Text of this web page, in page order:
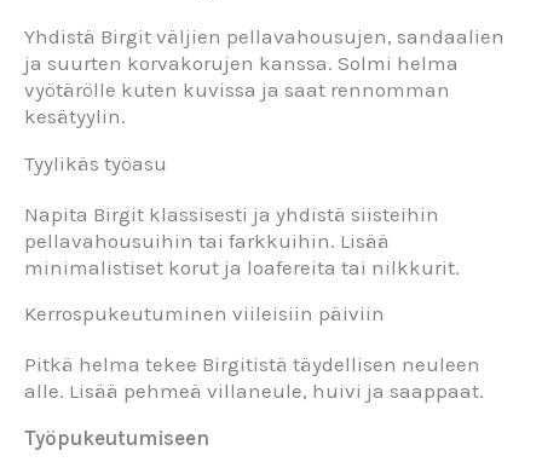
Yhdistä Birgit väljien pellavahousujen, sandaalien
ja suurten korvakorujen kanssa. Solmi helma
vyötärölle kuten kuvissa ja saat rennomman
kesätyylin.
Tyylikäs työasu
Napita Birgit klassisesti ja yhdistä siisteihin
pellavahousuihin tai farkkuihin. Lisää
minimalistiset korut ja loafereita tai nilkkurit.
Kerrospukeutuminen viileisiin päiviin
Pitkä helma tekee Birgitistä täydellisen neuleen
alle. Lisää pehmeä villaneule, huivi ja saappaat.
Työpukeutumiseen